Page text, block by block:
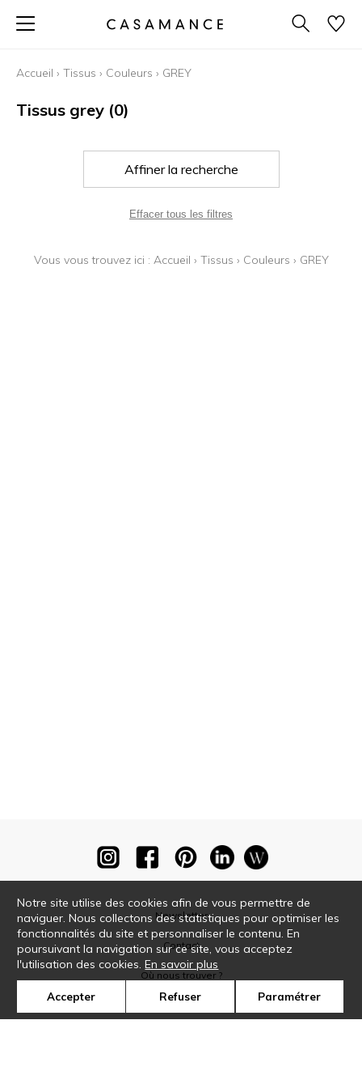
Accueil › Tissus › Couleurs › GREY
Tissus grey (0)
Affiner la recherche
Effacer tous les filtres
Vous vous trouvez ici : Accueil › Tissus › Couleurs › GREY
Newsletter
Contact
Où nous trouver ?
Notre site utilise des cookies afin de vous permettre de
naviguer. Nous collectons des statistiques pour optimiser les
fonctionnalités du site et personnaliser le contenu. En
poursuivant la navigation sur ce site, vous acceptez
l'utilisation des cookies.En savoir plus
Accepter Refuser Paramétrer